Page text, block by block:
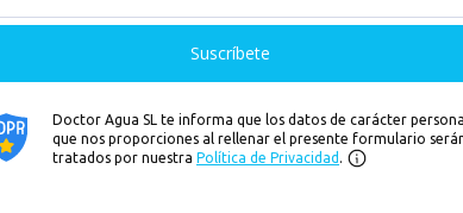
llevando una botella de filtro de agua y sorbiéndola
Taste Bottle? Échale un vistazo,